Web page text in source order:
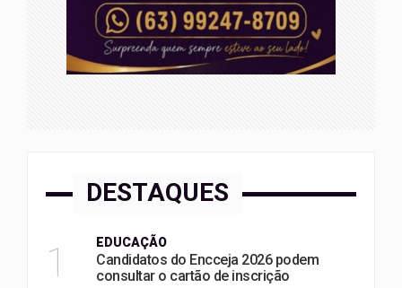
DESTAQUES
1 EDUCAÇÃO
Candidatos do Encceja 2026 podem
consultar o cartão de inscrição